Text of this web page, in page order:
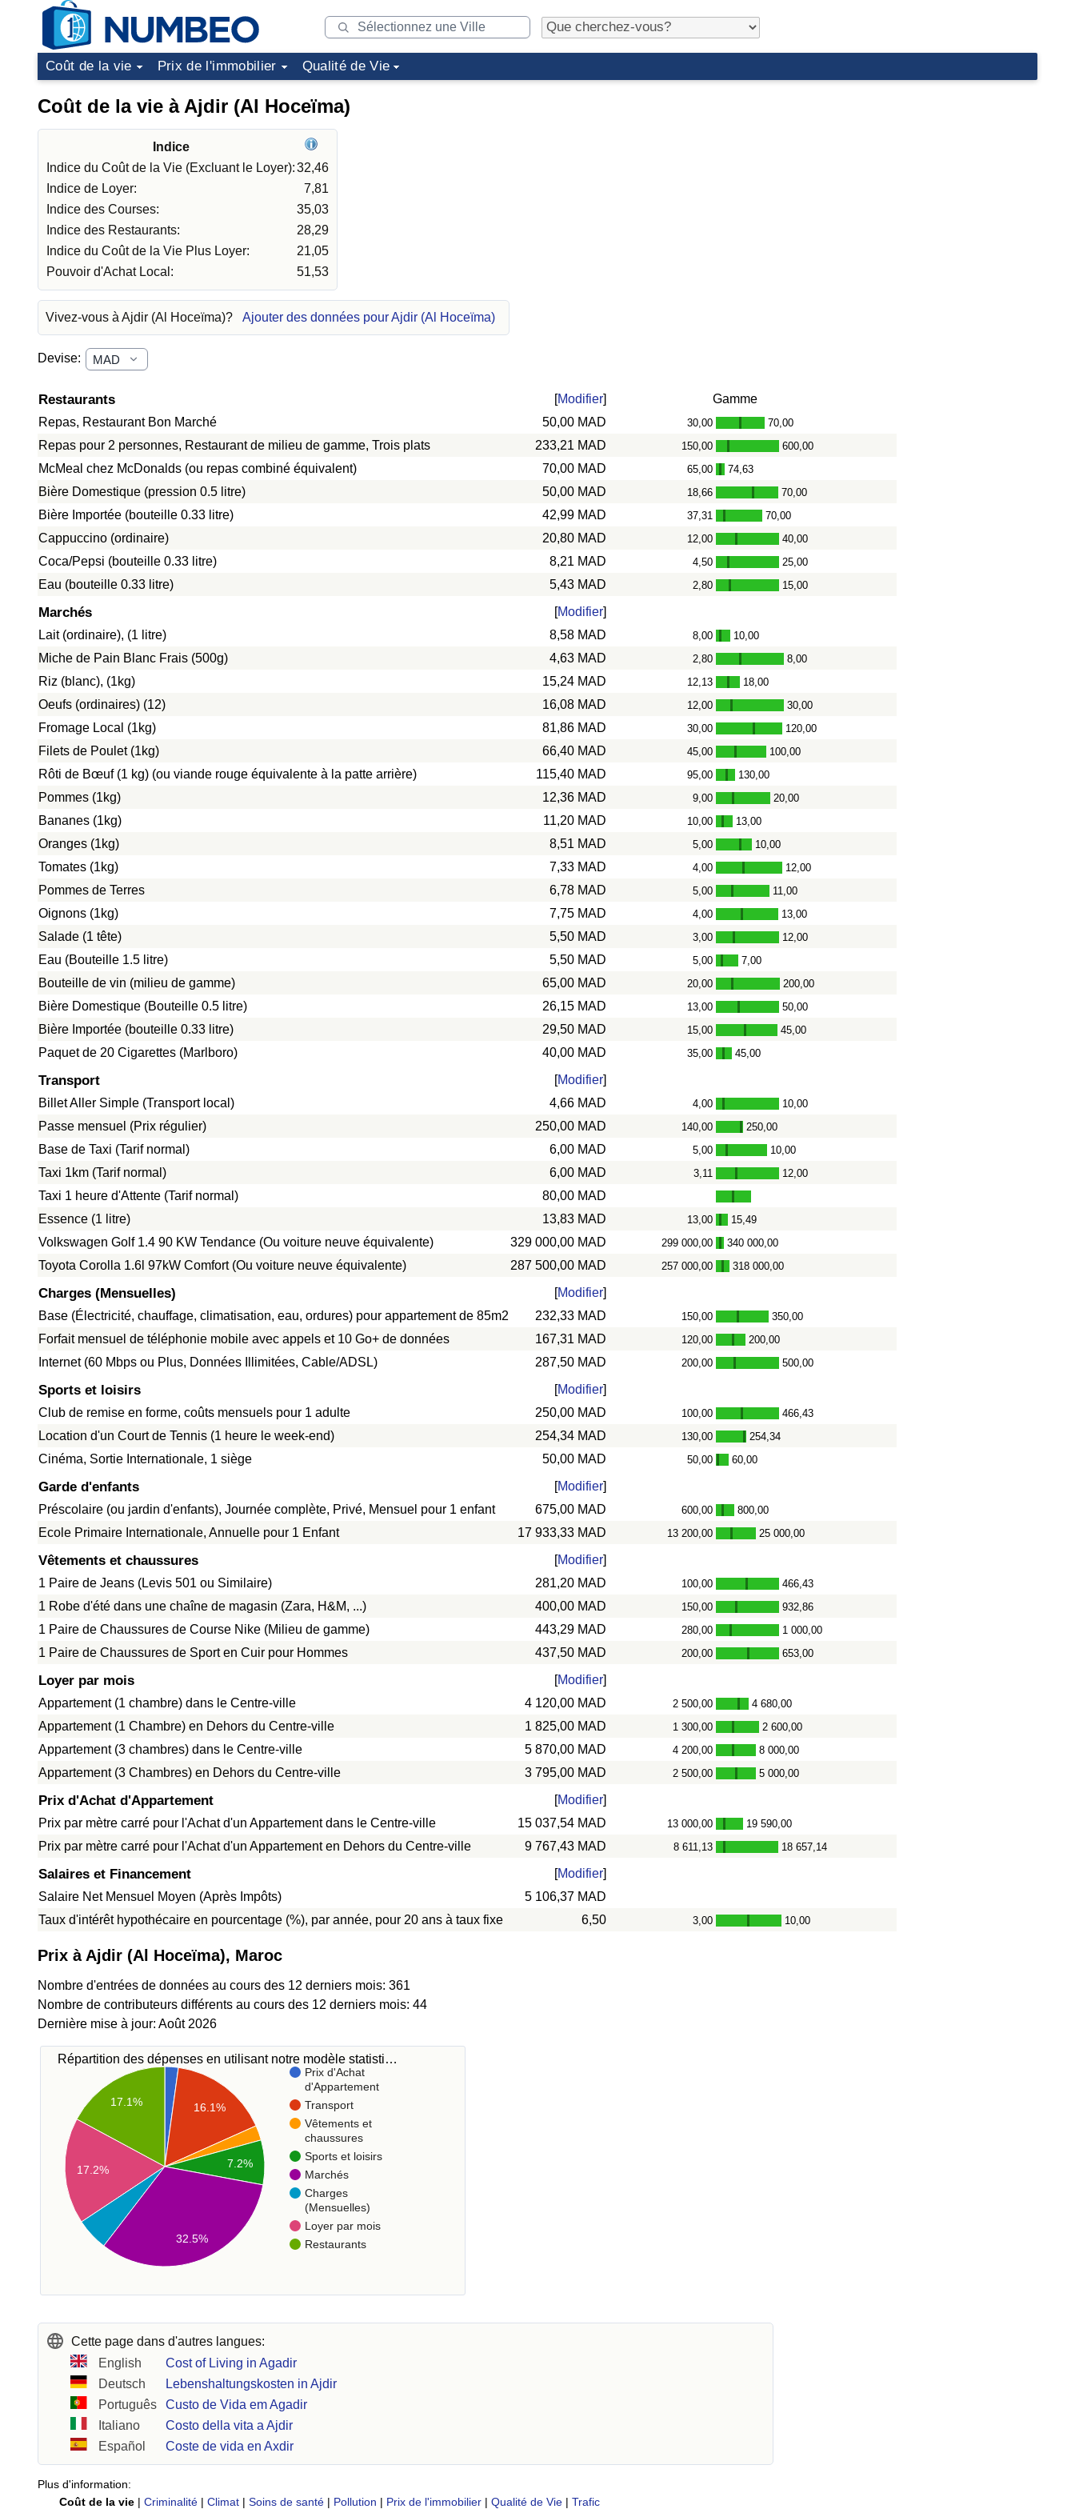
Coût de la vie Prix de l'immobilier Qualité de Vie
Coût de la vie à Ajdir (Al Hoceïma)
Indice
Indice du Coût de la Vie (Excluant le Loyer):32,46
Indice de Loyer:
7,81
Indice des Courses:
35,03
Indice des Restaurants:
28,29
Indice du Coût de la Vie Plus Loyer:
21,05
Pouvoir d'Achat Local:
51,53
Vivez-vous à Ajdir (Al Hoceïma)? Ajouter des données pour Ajdir (Al Hoceïma)
Devise:
Restaurants [Modifier]
Gamme
Repas, Restaurant Bon Marché
50,00 MAD 30,00 - 70,00
Repas pour 2 personnes, Restaurant de milieu de gamme, Trois plats 233,21 MAD 150,00 - 600,00
McMeal chez McDonalds (ou repas combiné équivalent) 70,00 MAD 65,00 - 74,63
Bière Domestique (pression 0.5 litre) 50,00 MAD 18,66 - 70,00
Bière Importée (bouteille 0.33 litre) 42,99 MAD 37,31 - 70,00
Cappuccino (ordinaire) 20,80 MAD 12,00 - 40,00
Coca/Pepsi (bouteille 0.33 litre) 8,21 MAD 4,50 - 25,00
Eau (bouteille 0.33 litre) 5,43 MAD 2,80 - 15,00
Marchés [Modifier]
Lait (ordinaire), (1 litre)
8,58 MAD 8,00 - 10,00
Miche de Pain Blanc Frais (500g) 4,63 MAD 2,80 - 8,00
Riz (blanc), (1kg) 15,24 MAD 12,13 - 18,00
Oeufs (ordinaires) (12) 16,08 MAD 12,00 - 30,00
Fromage Local (1kg) 81,86 MAD 30,00 - 120,00
Filets de Poulet (1kg) 66,40 MAD 45,00 - 100,00
Rôti de Bœuf (1 kg) (ou viande rouge équivalente à la patte arrière) 115,40 MAD 95,00 - 130,00
Pommes (1kg) 12,36 MAD 9,00 - 20,00
Bananes (1kg) 11,20 MAD 10,00 - 13,00
Oranges (1kg) 8,51 MAD 5,00 - 10,00
Tomates (1kg) 7,33 MAD 4,00 - 12,00
Pommes de Terres 6,78 MAD 5,00 - 11,00
Oignons (1kg) 7,75 MAD 4,00 - 13,00
Salade (1 tête) 5,50 MAD 3,00 - 12,00
Eau (Bouteille 1.5 litre) 5,50 MAD 5,00 - 7,00
Bouteille de vin (milieu de gamme) 65,00 MAD 20,00 - 200,00
Bière Domestique (Bouteille 0.5 litre) 26,15 MAD 13,00 - 50,00
Bière Importée (bouteille 0.33 litre) 29,50 MAD 15,00 - 45,00
Paquet de 20 Cigarettes (Marlboro) 40,00 MAD 35,00 - 45,00
Transport [Modifier]
Billet Aller Simple (Transport local)
4,66 MAD 4,00 - 10,00
Passe mensuel (Prix régulier) 250,00 MAD 140,00 - 250,00
Base de Taxi (Tarif normal) 6,00 MAD 5,00 - 10,00
Taxi 1km (Tarif normal) 6,00 MAD 3,11 - 12,00
Taxi 1 heure d'Attente (Tarif normal)
80,00 MAD
Essence (1 litre)
13,83 MAD 13,00 - 15,49
Volkswagen Golf 1.4 90 KW Tendance (Ou voiture neuve équivalente) 329 000,00 MAD 299 000,00 - 340 000,00
Toyota Corolla 1.6l 97kW Comfort (Ou voiture neuve équivalente) 287 500,00 MAD 257 000,00 - 318 000,00
Charges (Mensuelles) [Modifier]
Base (Électricité, chauffage, climatisation, eau, ordures) pour appartement de 85m2
232,33 MAD 150,00 - 350,00
Forfait mensuel de téléphonie mobile avec appels et 10 Go+ de données 167,31 MAD 120,00 - 200,00
Internet (60 Mbps ou Plus, Données Illimitées, Cable/ADSL) 287,50 MAD 200,00 - 500,00
Sports et loisirs [Modifier]
Club de remise en forme, coûts mensuels pour 1 adulte
250,00 MAD 100,00 - 466,43
Location d'un Court de Tennis (1 heure le week-end) 254,34 MAD 130,00 - 254,34
Cinéma, Sortie Internationale, 1 siège 50,00 MAD 50,00 - 60,00
Garde d'enfants [Modifier]
Préscolaire (ou jardin d'enfants), Journée complète, Privé, Mensuel pour 1 enfant
675,00 MAD 600,00 - 800,00
Ecole Primaire Internationale, Annuelle pour 1 Enfant 17 933,33 MAD 13 200,00 - 25 000,00
Vêtements et chaussures [Modifier]
1 Paire de Jeans (Levis 501 ou Similaire)
281,20 MAD 100,00 - 466,43
1 Robe d'été dans une chaîne de magasin (Zara, H&M, ...) 400,00 MAD 150,00 - 932,86
1 Paire de Chaussures de Course Nike (Milieu de gamme) 443,29 MAD 280,00 - 1 000,00
1 Paire de Chaussures de Sport en Cuir pour Hommes 437,50 MAD 200,00 - 653,00
Loyer par mois [Modifier]
Appartement (1 chambre) dans le Centre-ville
4 120,00 MAD 2 500,00 - 4 680,00
Appartement (1 Chambre) en Dehors du Centre-ville 1 825,00 MAD 1 300,00 - 2 600,00
Appartement (3 chambres) dans le Centre-ville 5 870,00 MAD 4 200,00 - 8 000,00
Appartement (3 Chambres) en Dehors du Centre-ville 3 795,00 MAD 2 500,00 - 5 000,00
Prix d'Achat d'Appartement [Modifier]
Prix par mètre carré pour l'Achat d'un Appartement dans le Centre-ville
15 037,54 MAD 13 000,00 - 19 590,00
Prix par mètre carré pour l'Achat d'un Appartement en Dehors du Centre-ville 9 767,43 MAD 8 611,13 - 18 657,14
Salaires et Financement [Modifier]
Salaire Net Mensuel Moyen (Après Impôts)
5 106,37 MAD
Taux d'intérêt hypothécaire en pourcentage (%), par année, pour 20 ans à taux fixe
6,50 3,00 - 10,00
Prix à Ajdir (Al Hoceïma), Maroc
Nombre d'entrées de données au cours des 12 derniers mois: 361
Nombre de contributeurs différents au cours des 12 derniers mois: 44
Dernière mise à jour: Août 2026
Répartition des dépenses en utilisant notre modèle statisti…
Prix d'Achat
d'Appartement
Transport
Vêtements et
chaussures
Sports et loisirs
Marchés
Charges
(Mensuelles)
Loyer par mois
Restaurants
16.1%
7.2%
17.1%
17.2%
32.5%
Cette page dans d'autres langues:
English
Cost of Living in Agadir
Deutsch
Lebenshaltungskosten in Ajdir
Português
Custo de Vida em Agadir
Italiano
Costo della vita a Ajdir
Español
Coste de vida en Axdir
Plus d'information:
Coût de la vie | Criminalité | Climat | Soins de santé | Pollution | Prix de l'immobilier | Qualité de Vie | Trafic